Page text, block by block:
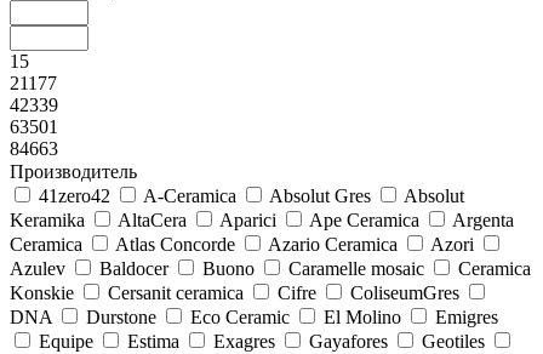
15
21177
42339
63501
84663
Производитель
41zero42
A-Ceramica Absolut Gres
Absolut
Keramika
AltaCera Aparici Ape Ceramica
Argenta
Ceramica
Atlas Concorde Azario Ceramica
Azori
Azulev
Baldocer Buono Caramelle mosaic
Ceramica
Konskie
Cersanit ceramica Cifre
ColiseumGres
DNA
Durstone Eco Ceramic El Molino
Emigres
Equipe
Estima Exagres Gayafores
Geotiles